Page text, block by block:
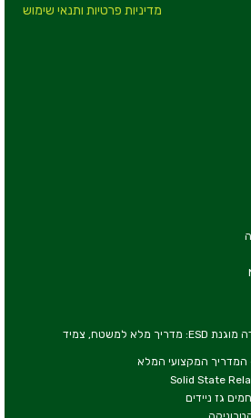
מדיניות פרטיות ותנאי שימוש
איך מקימים עמדת עבודה מוגנת ESD: מדריך מלא למשטח, צמיד
המדריך המקצועי המלא
גז ניידים